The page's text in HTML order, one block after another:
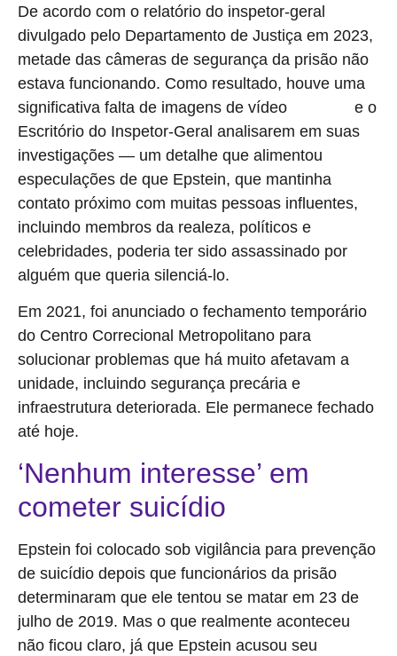
De acordo com o relatório do inspetor-geral
divulgado pelo Departamento de Justiça em 2023,
metade das câmeras de segurança da prisão não
estava funcionando. Como resultado, houve uma
significativa falta de imagens de vídeo
e o
Escritório do Inspetor-Geral analisarem em suas
investigações — um detalhe que alimentou
especulações de que Epstein, que mantinha
contato próximo com muitas pessoas influentes,
incluindo membros da realeza, políticos e
celebridades, poderia ter sido assassinado por
alguém que queria silenciá-lo.
Em 2021, foi anunciado o fechamento temporário
do Centro Correcional Metropolitano para
solucionar problemas que há muito afetavam a
unidade, incluindo segurança precária e
infraestrutura deteriorada. Ele permanece fechado
até hoje.
‘Nenhum interesse’ em
cometer suicídio
Epstein foi colocado sob vigilância para prevenção
de suicídio depois que funcionários da prisão
determinaram que ele tentou se matar em 23 de
julho de 2019. Mas o que realmente aconteceu
não ficou claro, já que Epstein acusou seu